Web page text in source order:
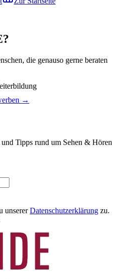
die genauso gerne beraten
→
Tipps rund um Sehen & Hören
unserer Datenschutzerklärung zu.